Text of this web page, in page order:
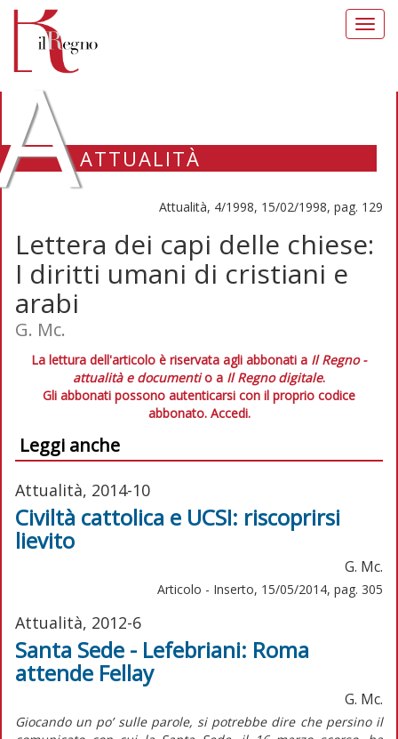
ATTUALITÀ
Attualità, 4/1998, 15/02/1998, pag. 129
Lettera dei capi delle chiese:
I diritti umani di cristiani e
arabi
G. Mc.
La lettura dell'articolo è riservata agli abbonati a Il Regno -
attualità e documentio a Il Regno digitale.
Gli abbonati possono autenticarsi con il proprio codice
abbonato. Accedi.
Leggi anche
Attualità, 2014-10
Civiltà cattolica e UCSI: riscoprirsi
lievito
G. Mc.
Articolo - Inserto, 15/05/2014, pag. 305
Attualità, 2012-6
Santa Sede - Lefebriani: Roma
attende Fellay
G. Mc.
Giocando un po’ sulle parole, si potrebbe dire che persino il